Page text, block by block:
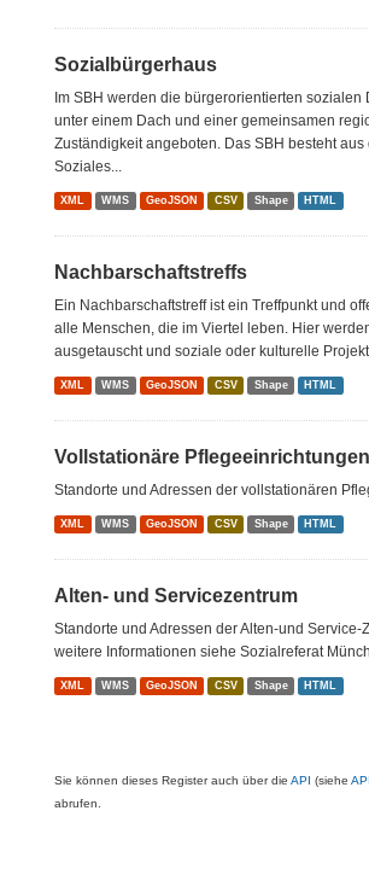
Sozialbürgerhaus
Im SBH werden die bürgerorientierten sozialen
unter einem Dach und einer gemeinsamen
Zuständigkeit angeboten. Das SBH besteht aus
Soziales...
XML WMS GeoJSON CSV Shape HTML
Nachbarschaftstreffs
Ein Nachbarschaftstreff ist ein Treffpunkt und
alle Menschen, die im Viertel leben. Hier
ausgetauscht und soziale oder kulturelle
XML WMS GeoJSON CSV Shape HTML
Vollstationäre Pflegeeinrichtungen
Standorte und Adressen der vollstationären
XML WMS GeoJSON CSV Shape HTML
Alten- und Servicezentrum
Standorte und Adressen der Alten-und Service-
weitere Informationen siehe Sozialreferat
XML WMS GeoJSON CSV Shape HTML
Sie können dieses Register auch über die API (siehe
abrufen.